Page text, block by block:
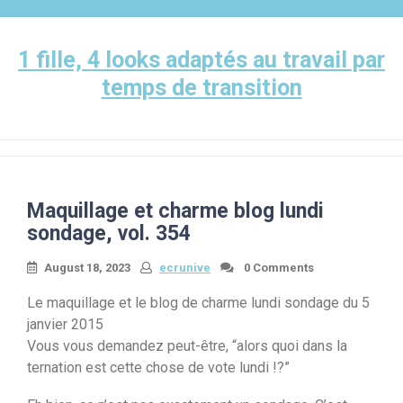
content
1 fille, 4 looks adaptés au travail par
temps de transition
Maquillage et charme blog lundi
sondage, vol. 354
August 18, 2023 ecrunive 0 Comments
Le maquillage et le blog de charme lundi sondage du 5
janvier 2015
Vous vous demandez peut-être, “alors quoi dans la
ternation est cette chose de vote lundi !?”